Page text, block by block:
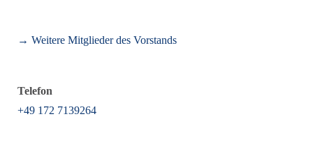
→ Weitere Mitglieder des Vorstands
Telefon
+49 172 7139264